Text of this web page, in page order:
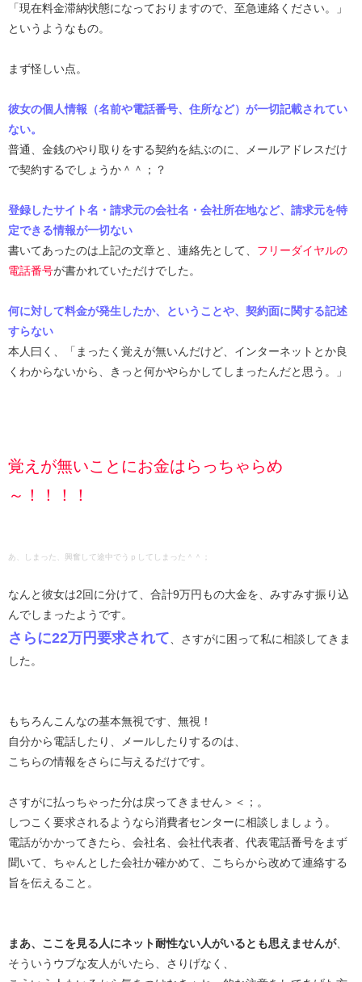
「現在料金滞納状態になっておりますので、至急連絡ください。」
というようなもの。
まず怪しい点。
彼女の個人情報（名前や電話番号、住所など）が一切記載されてい
ない。
普通、金銭のやり取りをする契約を結ぶのに、メールアドレスだけ
で契約するでしょうか＾＾；？
登録したサイト名・請求元の会社名・会社所在地など、請求元を特
定できる情報が一切ない
書いてあったのは上記の文章と、連絡先として、 フリーダイヤルの
電話番号が書かれていただけでした。
何に対して料金が発生したか、ということや、契約面に関する記述
すらない
本人曰く、「まったく覚えが無いんだけど、インターネットとか良
くわからないから、きっと何かやらかしてしまったんだと思う。」
覚えが無いことにお金はらっちゃらめ
～！！！！
あ、しまった、興奮して途中でうｐしてしまった＾＾；
なんと彼女は2回に分けて、合計9万円もの大金を、みすみす振り込
んでしまったようです。
さらに22万円要求されて 、さすがに困って私に相談してきま
した。
もちろんこんなの基本無視です、無視！
自分から電話したり、メールしたりするのは、
こちらの情報をさらに与えるだけです。
さすがに払っちゃった分は戻ってきません＞＜；。
しつこく要求されるようなら消費者センターに相談しましょう。
電話がかかってきたら、会社名、会社代表者、代表電話番号をまず
聞いて、ちゃんとした会社か確かめて、こちらから改めて連絡する
旨を伝えること。
まあ、ここを見る人にネット耐性ない人がいるとも思えませんが、
そういうウブな友人がいたら、さりげなく、